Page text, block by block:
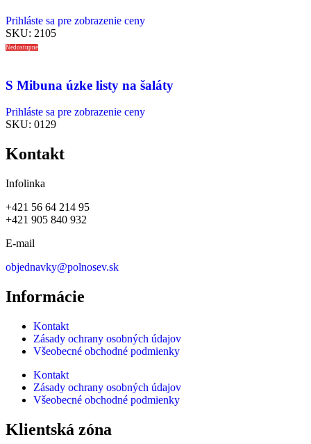
Prihláste sa pre zobrazenie ceny
SKU: 2105
Nedostupné
S Mibuna úzke listy na šaláty
Prihláste sa pre zobrazenie ceny
SKU: 0129
Kontakt
Infolinka
+421 56 64 214 95
+421 905 840 932
E-mail
objednavky@polnosev.sk
Informácie
Kontakt
Zásady ochrany osobných údajov
Všeobecné obchodné podmienky
Kontakt
Zásady ochrany osobných údajov
Všeobecné obchodné podmienky
Klientská zóna